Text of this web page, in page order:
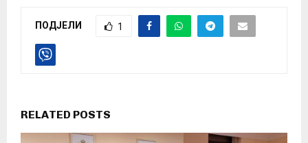
ПОДЈЕЛИ 1
RELATED POSTS